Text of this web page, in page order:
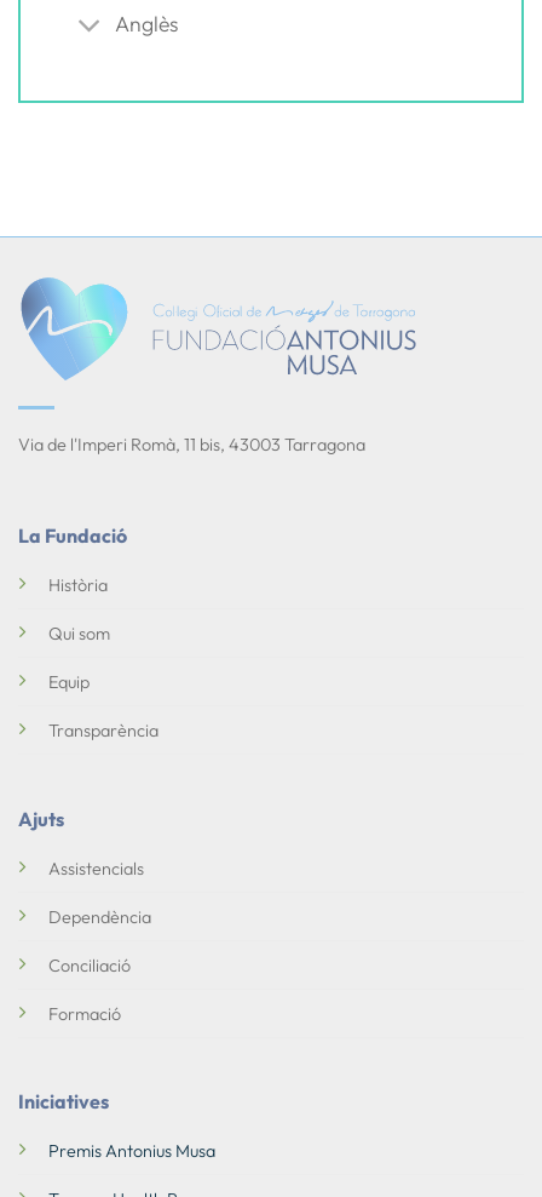
Anglès
Via de l'Imperi Romà, 11 bis, 43003 Tarragona
La Fundació
Història
Qui som
Equip
Transparència
Ajuts
Assistencials
Dependència
Conciliació
Formació
Iniciatives
Premis Antonius Musa